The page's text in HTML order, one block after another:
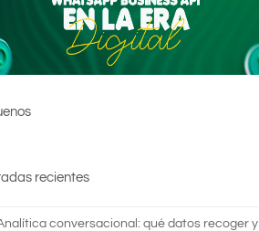
recientes
conversacional: qué datos recoger y